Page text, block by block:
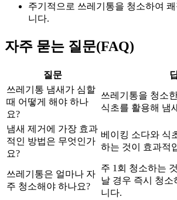
주기적으로 쓰레기통을 청소하여
니다.
자주 묻는 질문(FAQ)
질문
쓰레기통 냄새가 심할
때 어떻게 해야 하나
요?
쓰레기통을 청소
식초를 활용해 냄
냄새 제거에 가장 효과
적인 방법은 무엇인가
요?
베이킹 소다와 식
하는 것이 효과적
쓰레기통은 얼마나 자
주 청소해야 하나요?
주 1회 청소하는
날 경우 즉시 청소
니다.